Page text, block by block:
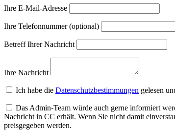
Ihre E-Mail-Adresse
Ihre Telefonnummer (optional)
Betreff Ihrer Nachricht
Ihre Nachricht
Ich habe die Datenschutzbestimmungen gelesen
Das Admin-Team würde auch gerne informiert
Nachricht in CC erhält. Wenn Sie nicht damit
preisgegeben werden.